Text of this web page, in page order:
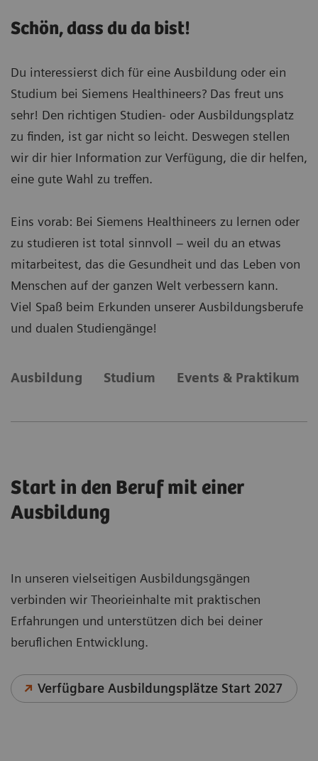
Schön, dass du da bist!
Du interessierst dich für eine Ausbildung oder ein
Studium bei Siemens Healthineers? Das freut uns
sehr! Den richtigen Studien- oder Ausbildungsplatz
zu finden, ist gar nicht so leicht. Deswegen stellen
wir dir hier Information zur Verfügung, die dir helfen,
eine gute Wahl zu treffen.
Eins vorab: Bei Siemens Healthineers zu lernen oder
zu studieren ist total sinnvoll – weil du an etwas
mitarbeitest, das die Gesundheit und das Leben von
Menschen auf der ganzen Welt verbessern kann.
Viel Spaß beim Erkunden unserer Ausbildungsberufe
und dualen Studiengänge!
Ausbildung Studium Events & Praktikum
Start in den Beruf mit einer
Ausbildung
In unseren vielseitigen Ausbildungsgängen
verbinden wir Theorieinhalte mit praktischen
Erfahrungen und unterstützen dich bei deiner
beruflichen Entwicklung.
Verfügbare Ausbildungsplätze Start 2027